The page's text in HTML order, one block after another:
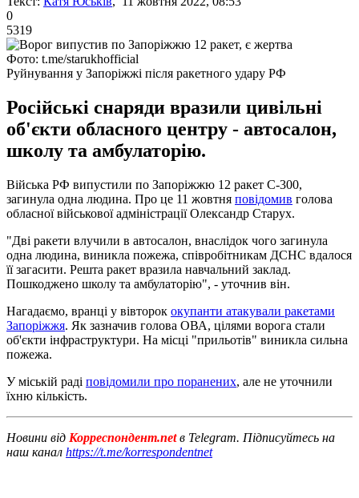
0
5319
Фото: t.me/starukhofficial
Руйнування у Запоріжжі після ракетного удару РФ
Російські снаряди вразили цивільні
об'єкти обласного центру - автосалон,
школу та амбулаторію.
Війська РФ випустили по Запоріжжю 12 ракет С-300,
загинула одна людина. Про це 11 жовтня повідомив голова
обласної військової адміністрації Олександр Старух.
"Дві ракети влучили в автосалон, внаслідок чого загинула
одна людина, виникла пожежа, співробітникам ДСНС вдалося
її загасити. Решта ракет вразила навчальний заклад.
Пошкоджено школу та амбулаторію", - уточнив він.
Нагадаємо, вранці у вівторок окупанти атакували ракетами
Запоріжжя. Як зазначив голова ОВА, цілями ворога стали
об'єкти інфраструктури. На місці "прильотів" виникла сильна
пожежа.
У міській раді повідомили про поранених, але не уточнили
їхню кількість.
Новини від Корреспондент.netв Telegram. Підписуйтесь на
наш канал https://t.me/korrespondentnet